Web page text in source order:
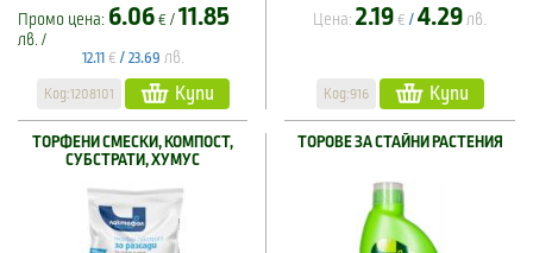
Промо цена: 6.06 € / 11.85
лв. /
12.11 € / 23.69 лв.
Код:1208101 Купи
Цена: 2.19 € / 4.29 лв.
Код:916 Купи
ТОРФЕНИ СМЕСКИ, КОМПОСТ,
СУБСТРАТИ, ХУМУС
ТОРОВЕ ЗА СТАЙНИ РАСТЕНИЯ